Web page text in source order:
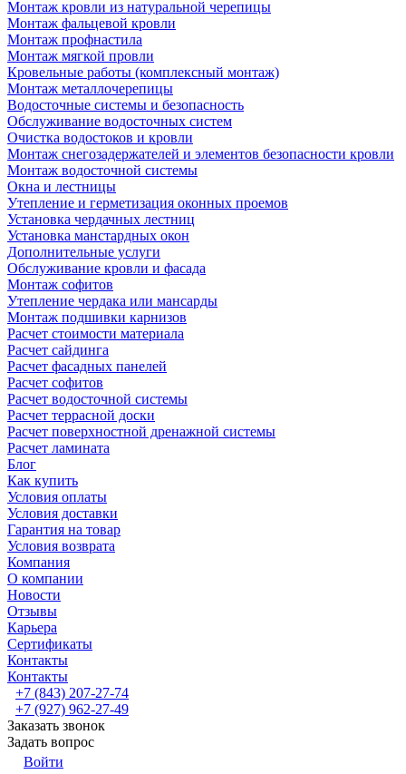
Монтаж кровли из натуральной черепицы
Монтаж фальцевой кровли
Монтаж профнастила
Монтаж мягкой провли
Кровельные работы (комплексный монтаж)
Монтаж металлочерепицы
Водосточные системы и безопасность
Обслуживание водосточных систем
Очистка водостоков и кровли
Монтаж снегозадержателей и элементов безопасности кровли
Монтаж водосточной системы
Окна и лестницы
Утепление и герметизация оконных проемов
Установка чердачных лестниц
Установка манстардных окон
Дополнительные услуги
Обслуживание кровли и фасада
Монтаж софитов
Утепление чердака или мансарды
Монтаж подшивки карнизов
Расчет стоимости материала
Расчет сайдинга
Расчет фасадных панелей
Расчет софитов
Расчет водосточной системы
Расчет террасной доски
Расчет поверхностной дренажной системы
Расчет ламината
Блог
Как купить
Условия оплаты
Условия доставки
Гарантия на товар
Условия возврата
Компания
О компании
Новости
Отзывы
Карьера
Сертификаты
Контакты
Контакты
+7 (843) 207-27-74
+7 (927) 962-27-49
Заказать звонок
Задать вопрос
Войти